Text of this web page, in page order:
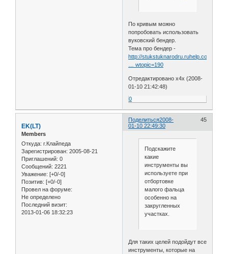
По кривым можно
попробовать использовать
вуковский бендер.
Тема про бендер -
http://stukstuknarodru.ruhelp.com/index
… wtopic=190
Отредактировано x4x (2008-
01-10 21:42:48)
0
Поделиться 45
2008-
01-10 22:49:30
EK(LT)
Members
Откуда: г.Клайпеда
Зарегистрирован: 2005-08-21
Приглашений: 0
Сообщений: 2221
Уважение: [+0/-0]
Позитив: [+0/-0]
Провел на форуме:
Не определено
Последний визит:
2013-01-06 18:32:23
Подскажите
какие
инструменты вы
используете при
отбортовке
малого фальца
особенно на
закругленных
участках.
Для таких целей подойдут все
инструменты, которые на